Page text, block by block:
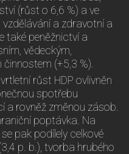
(růst o 6,6 %) a ve
vzdělávání a zdravotní a
také peněžnictví a
vědeckým,
(+5,3 %).
růst HDP ovlivněn
spotřebu
rovněž změnou zásob.
poptávka. Na
pak podílely celkové
p. b.), tvorba hrubého